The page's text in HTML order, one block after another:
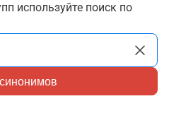
используйте поиск по